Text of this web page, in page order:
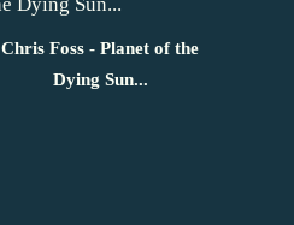
Chris Foss - Planet of the
Dying Sun...